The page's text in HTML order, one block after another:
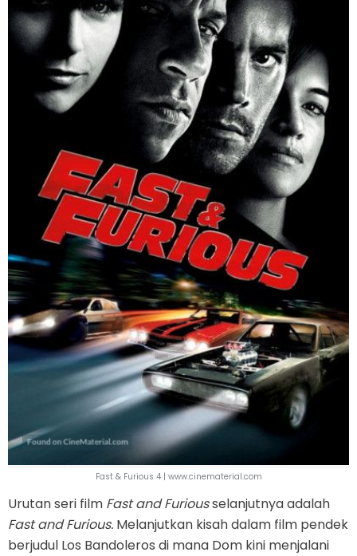
Fast & Furious 4 | www.cinematerial.com
Urutan seri film Fast and Furiousselanjutnya adalah
Fast and Furious. Melanjutkan kisah dalam film pendek
berjudul Los Bandoleros di mana Dom kini menjalani